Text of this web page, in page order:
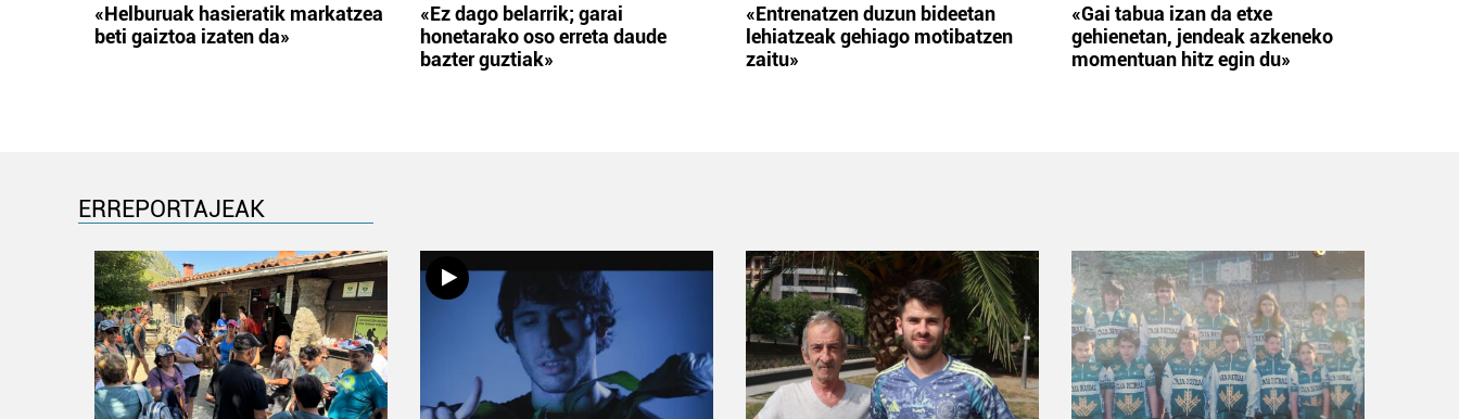
«Helburuak hasieratik markatzea
beti gaiztoa izaten da»
«Ez dago belarrik; garai
honetarako oso erreta daude
bazter guztiak»
«Entrenatzen duzun bideetan
lehiatzeak gehiago motibatzen
zaitu»
«Gai tabua izan da etxe
gehienetan, jendeak azkeneko
momentuan hitz egin du»
ERREPORTAJEAK